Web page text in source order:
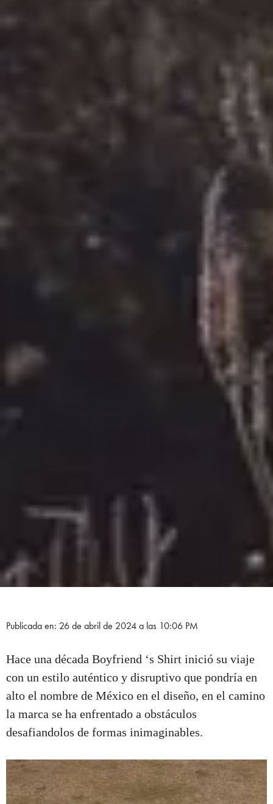
Publicada en: 26 de abril de 2024 a las 10:06 PM
Hace una década Boyfriend ‘s Shirt inició su viaje
con un estilo auténtico y disruptivo que pondría en
alto el nombre de México en el diseño, en el camino
la marca se ha enfrentado a obstáculos
desafiandolos de formas inimaginables.